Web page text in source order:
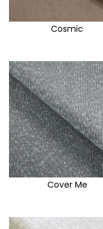
Cosmic
Cover Me